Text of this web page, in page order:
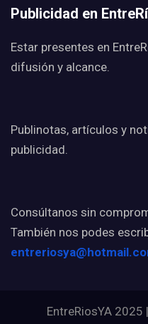
Publicidad en
Estar presentes en
difusión y alcance.
Publinotas, artículos y
publicidad.
Consúltanos sin
También nos podes
EntreRiosYA 2025